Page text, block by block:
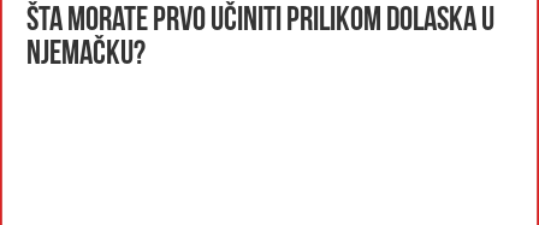
Šta morate prvo učiniti prilikom dolaska u
Njemačku?